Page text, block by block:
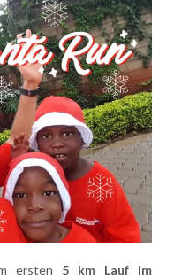
ersten 5 km Lauf im